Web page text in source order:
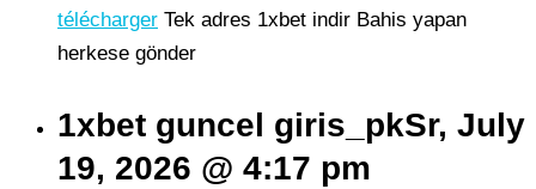
télécharger Tek adres 1xbet indir Bahis yapan
herkese gönder
1xbet guncel giris_pkSr, July
19, 2026 @ 4:17 pm